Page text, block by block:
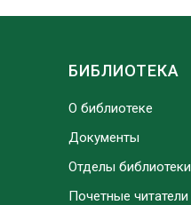
БИБЛИОТЕКА
О библиотеке
Документы
Отделы библиотеки
Почетные читатели